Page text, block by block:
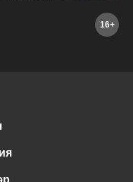
16+